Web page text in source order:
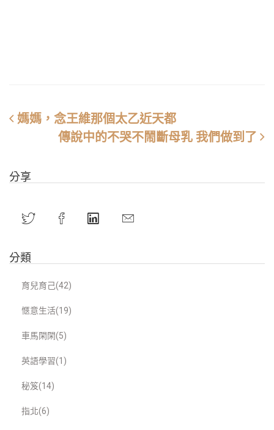
媽媽，念王維那個太乙近天都
傳說中的不哭不鬧斷母乳 我們做到了
分享
分類
育兒育己(42)
愜意生活(19)
車馬閑閑(5)
英語學習(1)
秘笈(14)
指北(6)